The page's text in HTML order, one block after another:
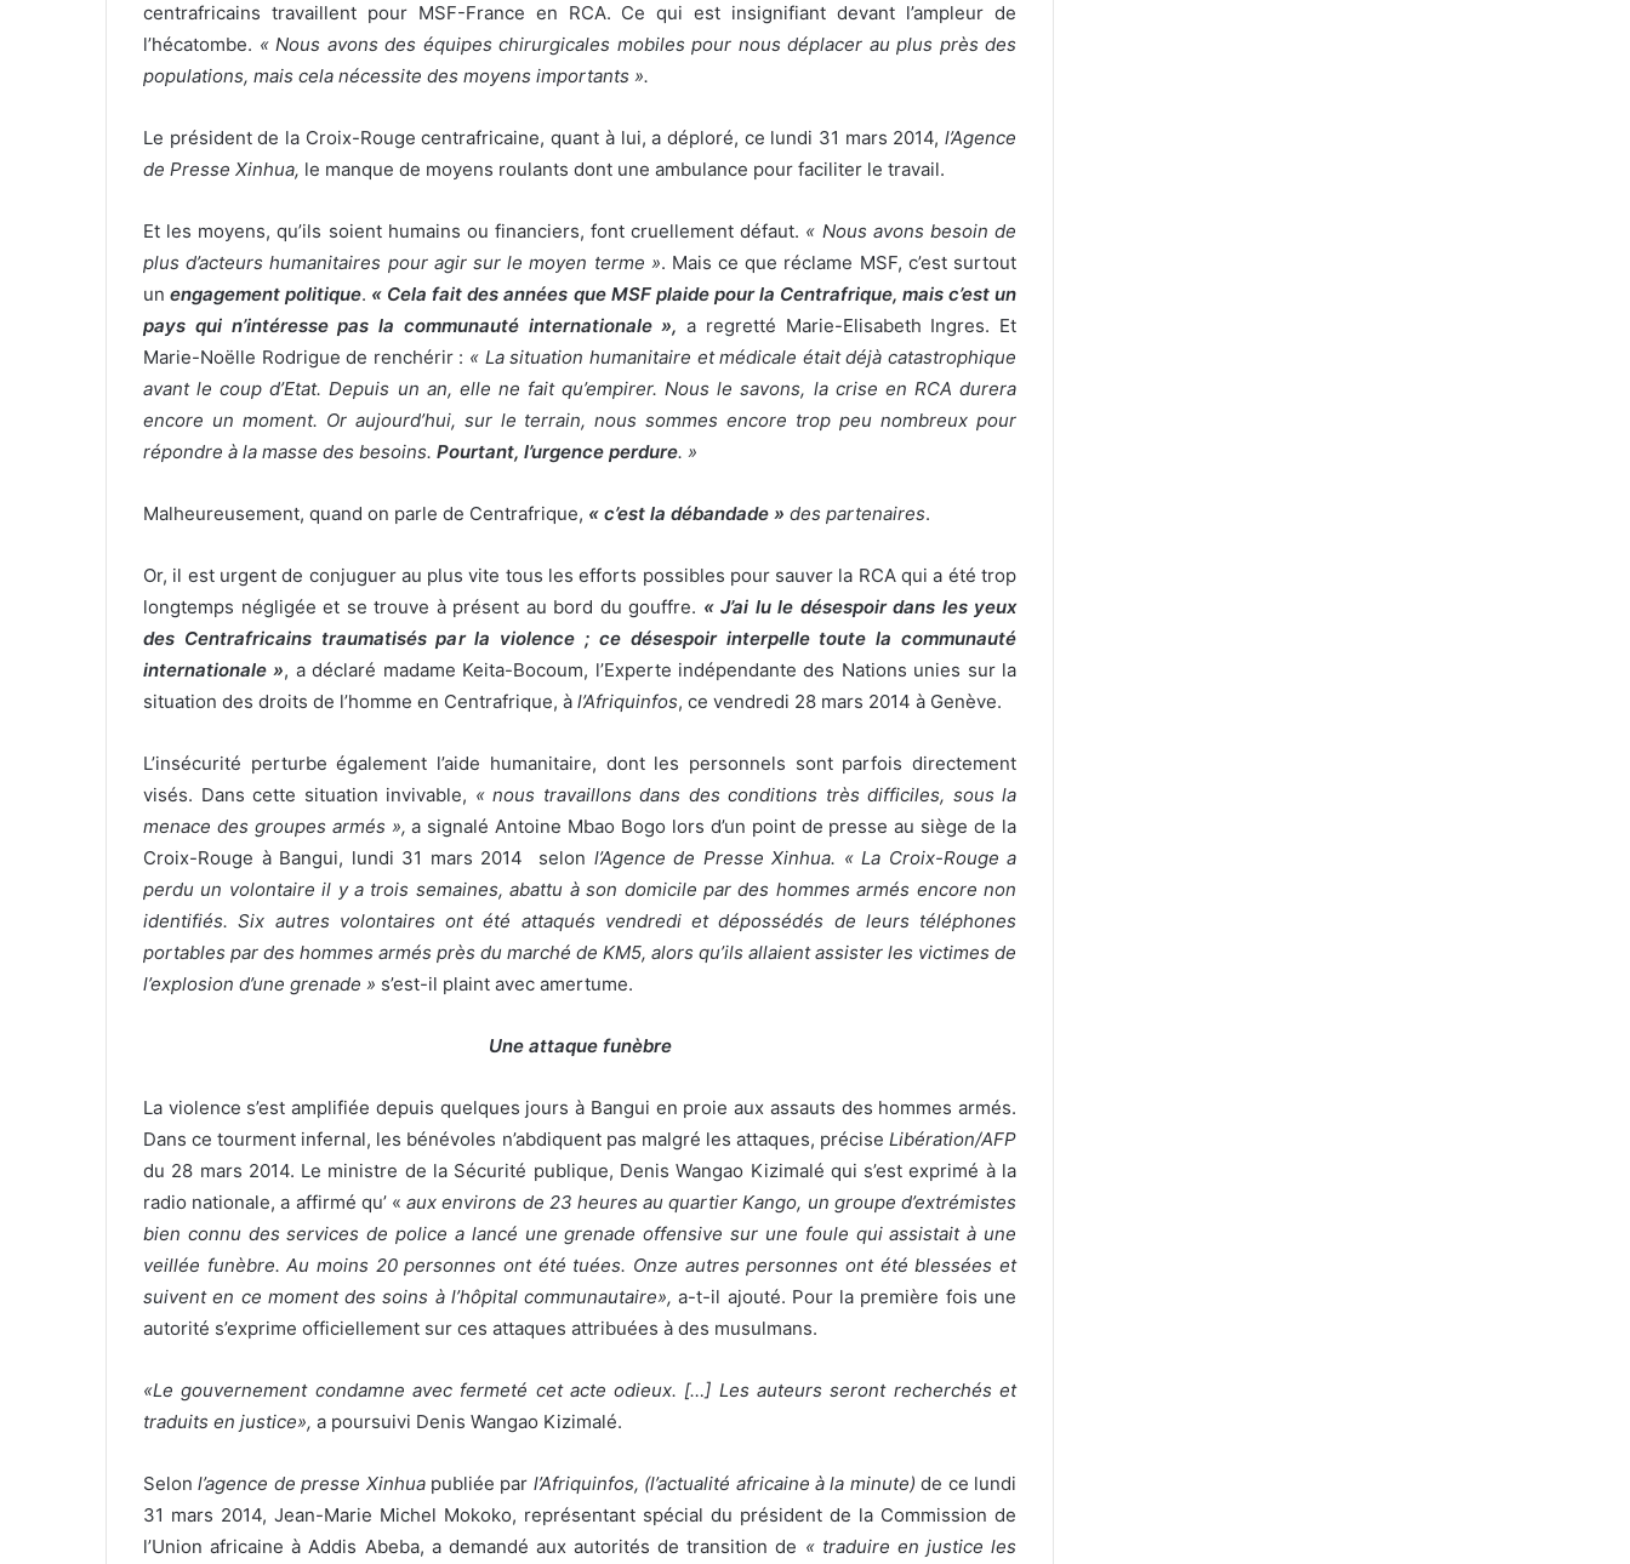
centrafricains travaillent pour MSF-France en RCA. Ce qui est insignifiant devant l’ampleur de
l’hécatombe. « Nous avons des équipes chirurgicales mobiles pour nous déplacer au plus près des
populations, mais cela nécessite des moyens importants ».
Le président de la Croix-Rouge centrafricaine, quant à lui, a déploré, ce lundi 31 mars 2014, l’Agence
de Presse Xinhua, le manque de moyens roulants dont une ambulance pour faciliter le travail.
Et les moyens, qu’ils soient humains ou financiers, font cruellement défaut. « Nous avons besoin de
plus d’acteurs humanitaires pour agir sur le moyen terme ». Mais ce que réclame MSF, c’est surtout
unengagement politique. « Cela fait des années que MSF plaide pour la Centrafrique, mais c’est un
pays qui n’intéresse pas la communauté internationale », a regretté Marie-Elisabeth Ingres. Et
Marie-Noëlle Rodrigue de renchérir : « La situation humanitaire et médicale était déjà catastrophique
avant le coup d’Etat. Depuis un an, elle ne fait qu’empirer. Nous le savons, la crise en RCA durera
encore un moment. Or aujourd’hui, sur le terrain, nous sommes encore trop peu nombreux pour
répondre à la masse des besoins. Pourtant, l’urgence perdure. »
Malheureusement, quand on parle de Centrafrique, « c’est la débandade » des partenaires.
Or, il est urgent de conjuguer au plus vite tous les efforts possibles pour sauver la RCA qui a été trop
longtemps négligée et se trouve à présent au bord du gouffre. « J’ai lu le désespoir dans les yeux
des Centrafricains traumatisés par la violence ; ce désespoir interpelle toute la communauté
internationale », a déclaré madame Keita-Bocoum, l’Experte indépendante des Nations unies sur la
situation des droits de l’homme en Centrafrique, à l’Afriquinfos, ce vendredi 28 mars 2014 à Genève.
L’insécurité perturbe également l’aide humanitaire, dont les personnels sont parfois directement
visés. Dans cette situation invivable, « nous travaillons dans des conditions très difficiles, sous la
menace des groupes armés », a signalé Antoine Mbao Bogo lors d’un point de presse au siège de la
Croix-Rouge à Bangui, lundi 31 mars 2014 selon l’Agence de Presse Xinhua. « La Croix-Rouge a
perdu un volontaire il y a trois semaines, abattu à son domicile par des hommes armés encore non
identifiés. Six autres volontaires ont été attaqués vendredi et dépossédés de leurs téléphones
portables par des hommes armés près du marché de KM5, alors qu’ils allaient assister les victimes de
l’explosion d’une grenade » s’est-il plaint avec amertume.
Une attaque funèbre
La violence s’est amplifiée depuis quelques jours à Bangui en proie aux assauts des hommes armés.
Dans ce tourment infernal, les bénévoles n’abdiquent pas malgré les attaques, précise Libération/AFP
du 28 mars 2014. Le ministre de la Sécurité publique, Denis Wangao Kizimalé qui s’est exprimé à la
radio nationale, a affirmé qu’ «aux environs de 23 heures au quartier Kango, un groupe d’extrémistes
bien connu des services de police a lancé une grenade offensive sur une foule qui assistait à une
veillée funèbre. Au moins 20 personnes ont été tuées. Onze autres personnes ont été blessées et
suivent en ce moment des soins à l’hôpital communautaire», a-t-il ajouté. Pour la première fois une
autorité s’exprime officiellement sur ces attaques attribuées à des musulmans.
«Le gouvernement condamne avec fermeté cet acte odieux. […] Les auteurs seront recherchés et
traduits en justice», a poursuivi Denis Wangao Kizimalé.
Selonl’agence de presse Xinhuapubliée par l’Afriquinfos, (l’actualité africaine à la minute) de ce lundi
31 mars 2014, Jean-Marie Michel Mokoko, représentant spécial du président de la Commission de
l’Union africaine à Addis Abeba, a demandé aux autorités de transition de « traduire en justice les